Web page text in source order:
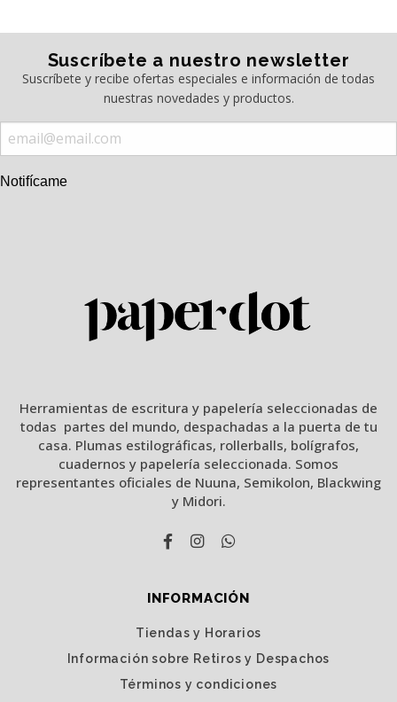
Suscríbete a nuestro newsletter
Suscríbete y recibe ofertas especiales e información de todas
nuestras novedades y productos.
Notifícame
Herramientas de escritura y papelería seleccionadas de
todas partes del mundo, despachadas a la puerta de tu
casa. Plumas estilográficas, rollerballs, bolígrafos,
cuadernos y papelería seleccionada. Somos
representantes oficiales de Nuuna, Semikolon, Blackwing
y Midori.
INFORMACIÓN
Tiendas y Horarios
Información sobre Retiros y Despachos
Términos y condiciones